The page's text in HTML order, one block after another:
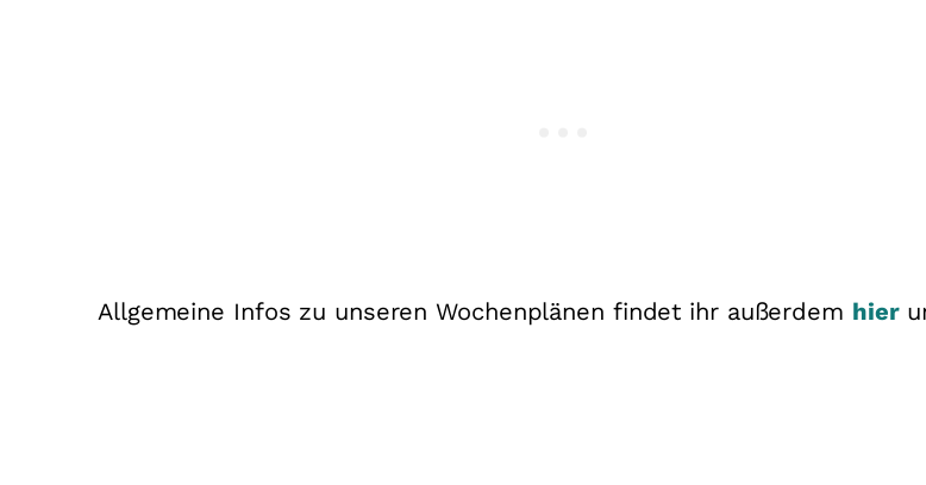
Allgemeine Infos zu unseren Wochenplänen findet ihr außerdem hier